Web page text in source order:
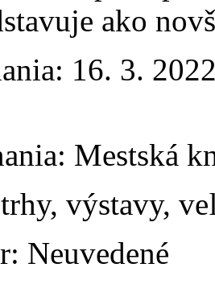
ako
16. 3.
Mestská
trhy, výstavy,
Neuvedené